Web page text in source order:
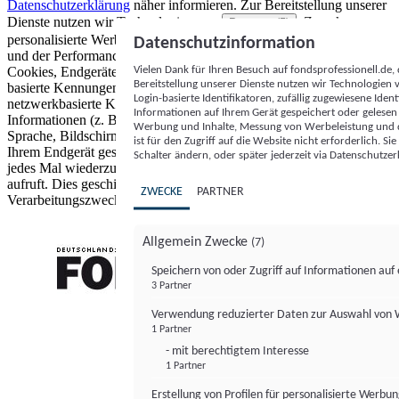
Datenschutzerklärung näher informieren. Zur Bereitstellung unserer
Dienste nutzen wir Technologien von
Partnern (5)
. Zwecke:
personalisierte Werbung und Inhalte, Messung von Werbeleistung
und der Performance von Inhalten sowie Zielgruppenforschung.
Cookies, Endgeräte- oder ähnliche Online-Kennungen (z. B. login-
basierte Kennungen, zufällig generierte Kennungen,
netzwerkbasierte Kennungen) können zusammen mit anderen
Informationen (z. B. Browsertyp und Browserinformationen,
Sprache, Bildschirmgröße, unterstützte Technologien usw.) auf
Ihrem Endgerät gespeichert oder von dort ausgelesen werden, um es
jedes Mal wiederzuerkennen, wenn es eine App oder einer Webseite
aufruft. Dies geschieht für einen oder mehrere der hier aufgeführten
Verarbeitungszwecke.
Datenschutzinformation
Vielen Dank für Ihren Besuch auf
Bereitstellung unserer Dienste nutzen wir Technologien
Login-basierte Identifikatoren, zufällig zugewiesene
Informationen auf Ihrem Gerät gespeichert oder
Werbung und Inhalte, Messung von Werbeleistung
ist für den Zugriff auf die Website nicht erforderlich.
Schalter ändern, oder später jederzeit via
ZWECKE PARTNER
Allgemein Zwecke (7)
Speichern von oder Zugriff auf Informationen auf
3 Partner
Verwendung reduzierter Daten zur Auswahl von
1 Partner
- mit berechtigtem Interesse
1 Partner
Erstellung von Profilen für personalisierte
FONDS professionell